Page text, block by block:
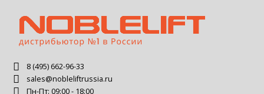
8 (495) 662-96-33
sales@nobleliftrussia.ru
Пн-Пт: 09:00 - 18:00